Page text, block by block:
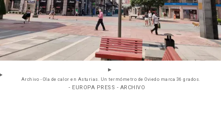
Archivo - Ola de calor en Asturias. Un termómetro de Oviedo marca 36 grados.
- EUROPA PRESS - ARCHIVO